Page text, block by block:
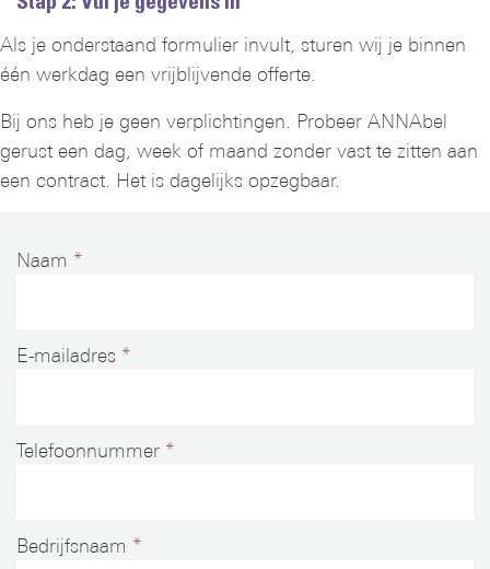
Als je onderstaand formulier invult, sturen wij je binnen
één werkdag een vrijblijvende offerte.
Bij ons heb je geen verplichtingen. Probeer ANNAbel
gerust een dag, week of maand zonder vast te zitten aan
een contract. Het is dagelijks opzegbaar.
Naam
E-mailadres
Telefoonnummer
Bedrijfsnaam